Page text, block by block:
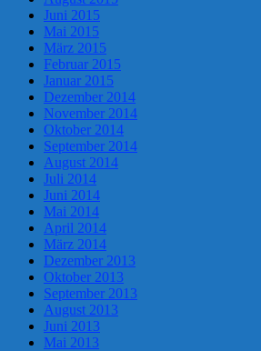
Juni 2015
Mai 2015
März 2015
Februar 2015
Januar 2015
Dezember 2014
November 2014
Oktober 2014
September 2014
August 2014
Juli 2014
Juni 2014
Mai 2014
April 2014
März 2014
Dezember 2013
Oktober 2013
September 2013
August 2013
Juni 2013
Mai 2013